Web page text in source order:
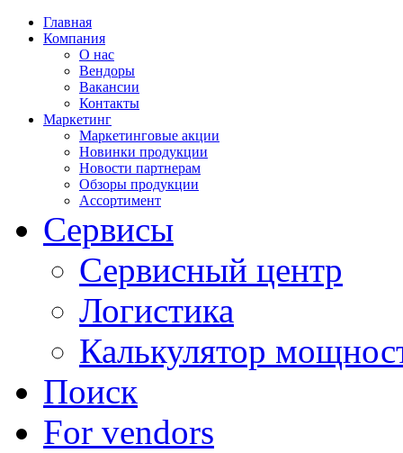
Главная
Компания
О нас
Вендоры
Вакансии
Контакты
Маркетинг
Маркетинговые акции
Новинки продукции
Новости партнерам
Обзоры продукции
Ассортимент
Сервисы
Сервисный центр
Логистика
Калькулятор
Поиск
For vendors